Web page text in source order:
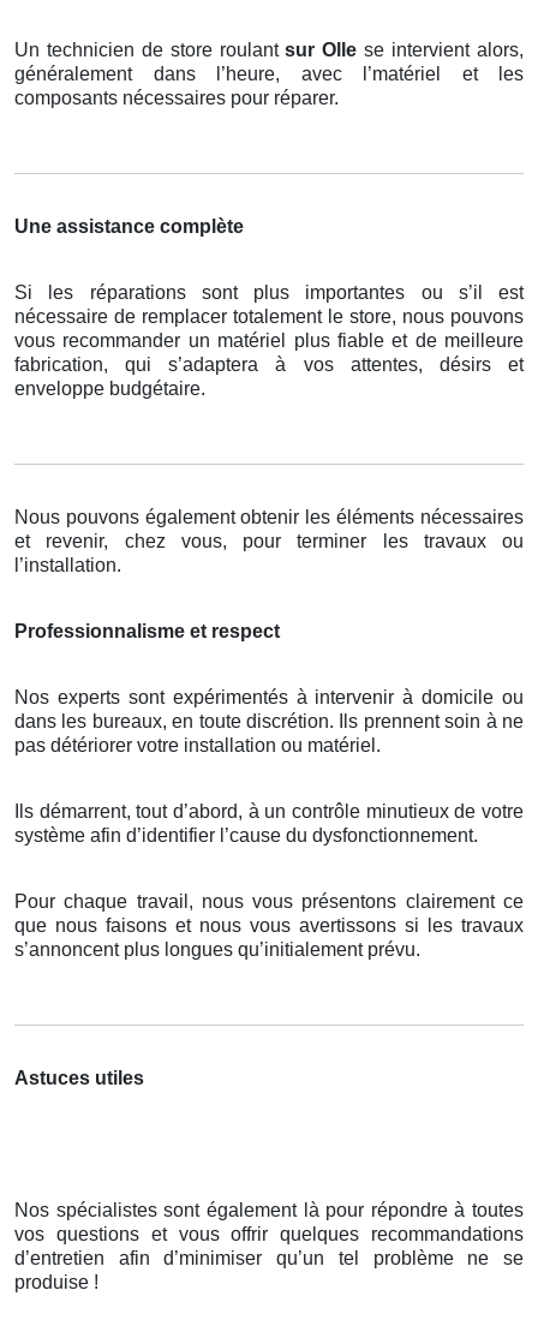
Un technicien de store roulantsur Ollese intervient alors,
généralement dans l’heure, avec l’matériel et les
composants nécessaires pour réparer.
Une assistance complète
Si les réparations sont plus importantes ou s’il est
nécessaire de remplacer totalement le store, nous pouvons
vous recommander un matériel plus fiable et de meilleure
fabrication, qui s’adaptera à vos attentes, désirs et
enveloppe budgétaire.
Nous pouvons également obtenir les éléments nécessaires
et revenir, chez vous, pour terminer les travaux ou
l’installation.
Professionnalisme et respect
Nos experts sont expérimentés à intervenir à domicile ou
dans les bureaux, en toute discrétion. Ils prennent soin à ne
pas détériorer votre installation ou matériel.
Ils démarrent, tout d’abord, à un contrôle minutieux de votre
système afin d’identifier l’cause du dysfonctionnement.
Pour chaque travail, nous vous présentons clairement ce
que nous faisons et nous vous avertissons si les travaux
s’annoncent plus longues qu’initialement prévu.
Astuces utiles
Nos spécialistes sont également là pour répondre à toutes
vos questions et vous offrir quelques recommandations
d’entretien afin d’minimiser qu’un tel problème ne se
produise !